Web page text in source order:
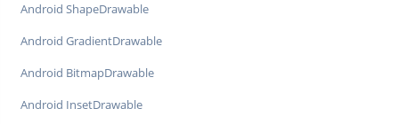
Android ShapeDrawable
Android GradientDrawable
Android BitmapDrawable
Android InsetDrawable